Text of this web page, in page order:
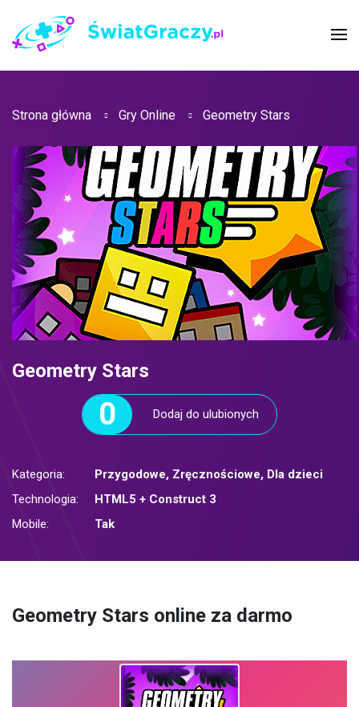
Strona główna Gry Online Geometry Stars
Geometry Stars
0 Dodaj do ulubionych
Kategoria: Przygodowe, Zręcznościowe, Dla dzieci
Technologia:
HTML5 + Construct 3
Mobile:
Tak
Geometry Stars online za darmo